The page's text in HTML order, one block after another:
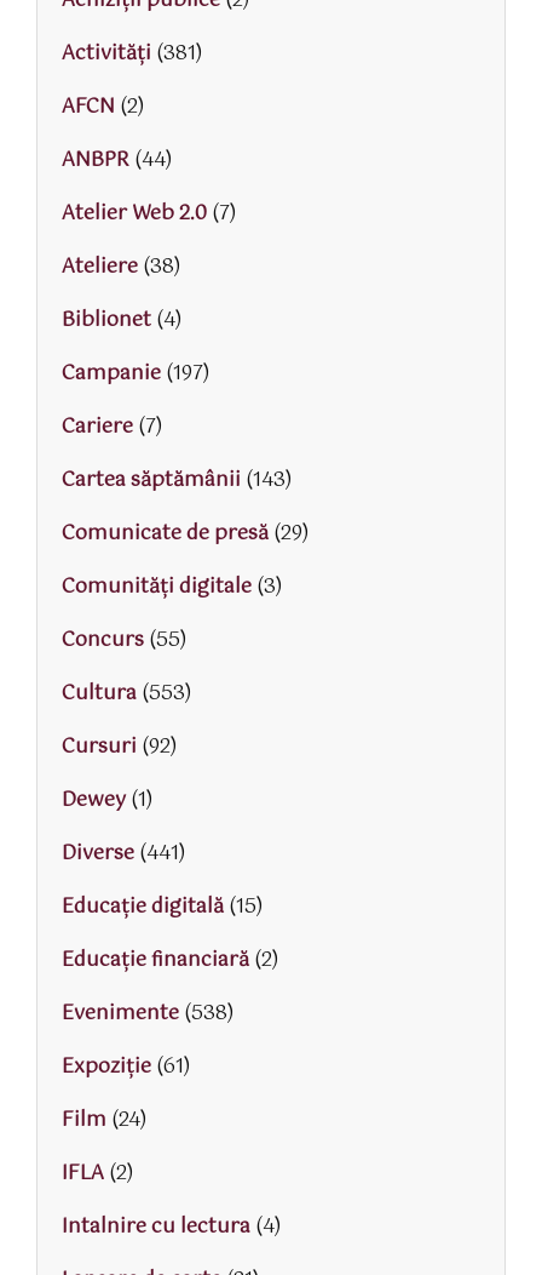
Activităţi (381)
AFCN (2)
ANBPR(44)
Atelier Web 2.0(7)
Ateliere(38)
Biblionet(4)
Campanie(197)
Cariere(7)
Cartea săptămânii (143)
Comunicate de presă(29)
Comunități digitale(3)
Concurs(55)
Cultura(553)
Cursuri (92)
Dewey(1)
Diverse(441)
Educaţie digitală(15)
Educaţie financiară(2)
Evenimente(538)
Expoziție(61)
Film (24)
IFLA(2)
Intalnire cu lectura(4)